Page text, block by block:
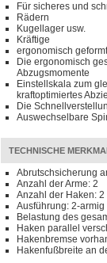
Für sicheres und
Rädern
Kugellager usw.
Kräftige
ergonomisch
Die ergonomisch
Abzugsmomente
Einstellskala zum
kraftoptimiertes
Die
Auswechselbare
TECHNISCHE
Abrutschsicherung
Anzahl der Arme: 2
Anzahl der Haken: 2
Ausführung: 2-armig
Belastung des
Haken parallel
Hakenbremse
Hakenfußbreite an